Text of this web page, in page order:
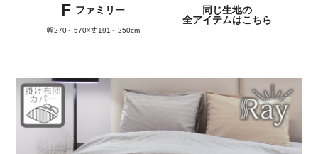
F ファミリー
幅270～570×丈191～250cm
同じ生地の
全アイテムはこちら